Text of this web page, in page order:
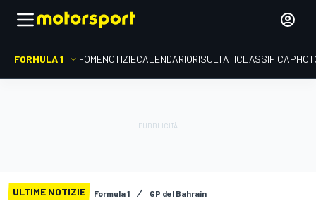
FORMULA 1 HOMENOTIZIECALENDARIORISULTATICLASSIFICA
ULTIME NOTIZIE Formula 1 GP del Bahrain